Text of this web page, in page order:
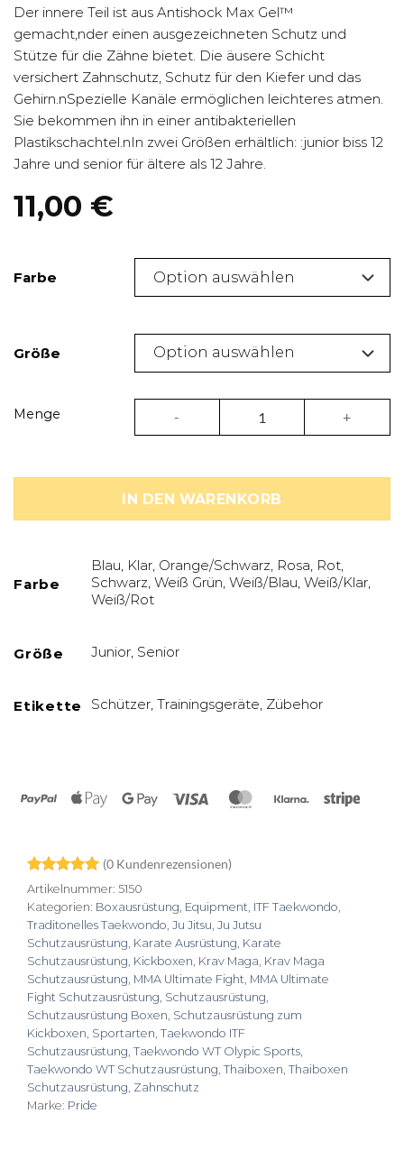
Der innere Teil ist aus Antishock Max Gel™
gemacht,nder einen ausgezeichneten Schutz und
Stütze für die Zähne bietet. Die äusere Schicht
versichert Zahnschutz, Schutz für den Kiefer und das
Gehirn.nSpezielle Kanäle ermöglichen leichteres atmen.
Sie bekommen ihn in einer antibakteriellen
Plastikschachtel.nIn zwei Größen erhältlich: :junior biss 12
Jahre und senior für ältere als 12 Jahre.
11,00 €
Farbe
Größe
Menge
IN DEN WARENKORB
Farbe
Blau, Klar, Orange/Schwarz, Rosa, Rot,
Schwarz, Weiß Grün, Weiß/Blau, Weiß/Klar,
Weiß/Rot
Größe Junior, Senior
Etikette Schützer, Trainingsgeräte, Zübehor
PayPal Apple
Google
Visa MasterCardKlarna Stripe
Bewertet
mit
von
5, basierend
auf
6
Kundenbewertungen
(0Kundenrezensionen)
Artikelnummer: 5150
Kategorien: Boxausrüstung, Equipment, ITF Taekwondo,
Traditonelles Taekwondo, Ju Jitsu, Ju Jutsu
Schutzausrüstung, Karate Ausrüstung, Karate
Schutzausrüstung, Kickboxen, Krav Maga, Krav Maga
Schutzausrüstung, MMA Ultimate Fight, MMA Ultimate
Fight Schutzausrüstung, Schutzausrüstung,
Schutzausrüstung Boxen, Schutzausrüstung zum
Kickboxen, Sportarten, Taekwondo ITF
Schutzausrüstung, Taekwondo WT Olypic Sports,
Taekwondo WT Schutzausrüstung, Thaiboxen, Thaiboxen
Schutzausrüstung, Zahnschutz
Marke: Pride